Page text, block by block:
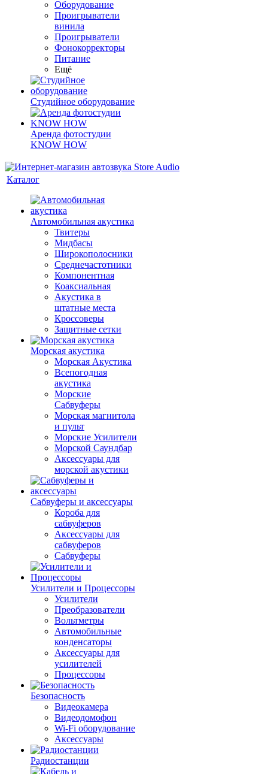
Оборудование
Проигрыватели
винила
Проигрыватели
Фонокорректоры
Питание
Ещё
Студийное оборудование
Аренда фотостудии
KNOW HOW
Каталог
Автомобильная акустика
Твитеры
Мидбасы
Широкополосники
Среднечастотники
Компонентная
Коаксиальная
Акустика в
штатные места
Кроссоверы
Защитные сетки
Морская акустика
Морская Акустика
Всепогодная
акустика
Морские
Сабвуферы
Морская магнитола
и пульт
Морские Усилители
Морской Cаундбар
Аксессуары для
морской акустики
Сабвуферы и аксессуары
Короба для
сабвуферов
Аксессуары для
сабвуферов
Сабвуферы
Усилители и Процессоры
Усилители
Преобразователи
Вольтметры
Автомобильные
конденсаторы
Аксессуары для
усилителей
Процессоры
Безопасность
Видеокамера
Видеодомофон
Wi-Fi оборудование
Аксессуары
Радиостанции